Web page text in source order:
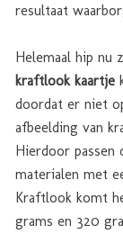
resultaat
Helemaal hip nu
kraftlook kaartje
doordat er niet
afbeelding van
Hierdoor passen
materialen met
Kraftlook komt
grams en 320